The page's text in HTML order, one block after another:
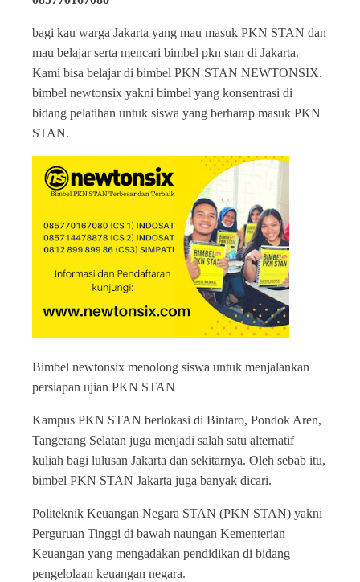
bagi kau warga Jakarta yang mau masuk PKN STAN dan
mau belajar serta mencari bimbel pkn stan di Jakarta.
Kami bisa belajar di bimbel PKN STAN NEWTONSIX.
bimbel newtonsix yakni bimbel yang konsentrasi di
bidang pelatihan untuk siswa yang berharap masuk PKN
STAN.
Bimbel newtonsix menolong siswa untuk menjalankan
persiapan ujian PKN STAN
Kampus PKN STAN berlokasi di Bintaro, Pondok Aren,
Tangerang Selatan juga menjadi salah satu alternatif
kuliah bagi lulusan Jakarta dan sekitarnya. Oleh sebab itu,
bimbel PKN STAN Jakarta juga banyak dicari.
Politeknik Keuangan Negara STAN (PKN STAN) yakni
Perguruan Tinggi di bawah naungan Kementerian
Keuangan yang mengadakan pendidikan di bidang
pengelolaan keuangan negara.